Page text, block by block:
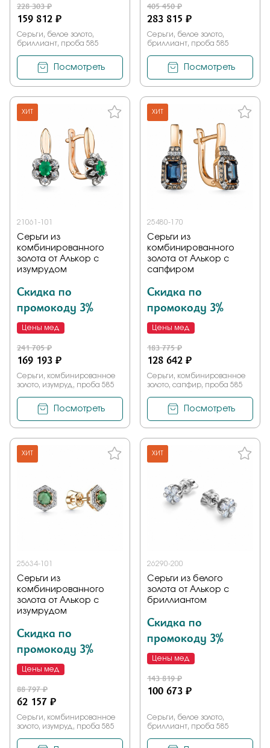
228 303 ₽
159 812 ₽
Серьги, белое золото,
бриллиант, проба 585
Посмотреть
405 450 ₽
283 815 ₽
Серьги, белое золото,
бриллиант, проба 585
Посмотреть
ХИТ
21061-101
Серьги из
комбинированного
золота от Алькор с
изумрудом
Скидка по
промокоду 3%
Цены мед
241 705 ₽
169 193 ₽
Серьги, комбинированное
золото, изумруд, проба 585
Посмотреть
ХИТ
25480-170
Серьги из
комбинированного
золота от Алькор с
сапфиром
Скидка по
промокоду 3%
Цены мед
183 775 ₽
128 642 ₽
Серьги, комбинированное
золото, сапфир, проба 585
Посмотреть
ХИТ
25634-101
Серьги из
комбинированного
золота от Алькор с
изумрудом
Скидка по
промокоду 3%
Цены мед
88 797 ₽
62 157 ₽
Серьги, комбинированное
золото, изумруд, проба 585
ХИТ
26290-200
Серьги из белого
золота от Алькор с
бриллиантом
Скидка по
промокоду 3%
Цены мед
143 819 ₽
100 673 ₽
Серьги, белое золото,
бриллиант, проба 585